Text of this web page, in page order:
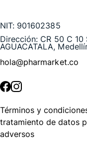
NIT: 901602385
Dirección: CR 50 C 10
AGUACATALA,
hola@pharmarket.co
Términos y
tratamiento de datos
adversos